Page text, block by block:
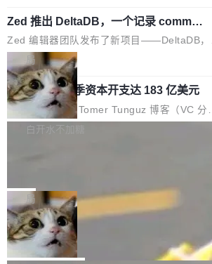
计划的顶峰。 十年前，Ken...
个小型数据库，应用天然按分片构建，单个数
库的竞争和爆炸半径问题在设计层面就被消除
了。 闲置的 cell 会休眠到几乎不占资源。当
l 迁移或唤醒时，新宿主从 S3 恢复 SQLite 数
库继续执行。存储库是持久化的唯一真相...
高价的三星折叠（三星Galaxy Z Fold8 Ultra /
Fold8 / Z Flip8）外，其余要么是中低端机器
例如iQOO Z11i、REDMI Note 17、REDMI
te 17 Pro、OPPO K15，要么是vivo X300 E
样的次旗舰。 Galaxy Z Fold8 Ultra / Z
Z Flip8三款折叠屏新机均在7月22日发布，且
部搭载骁龙8 Elite Gen5 for Galaxy，它们本
Zed 推出 DeltaDB，一个记录 commit
之间所有操作的版本控制系统
Zed 编辑器团队发布了新项目——DeltaDB，
个在 git commit 之间记录每一次编辑操作的版
本控制系统。目前处于 Early Access 阶段。
ltaDB 的核心思路直接写在 landing page 最显
眼的位置：「Software is made between com
mits」——软件是在 commit 之间写出来的。
是把这段空隙补上。 回退到任何一次编辑：
aDB 捕获 commit 之间的每一次操作，...
局
SpaceXAI 单季资本开支达 183 亿美元
根据风险投资人Tomer Tunguz 博客（VC 分
析）披露的最新分析与第二季度业绩报告，
微软同期总资本开支的四成。 与亚马逊、
bet、微软以及 Meta 等传统科技巨头相比，
ceXAI的资金消耗速度尤为引人瞩目。然而，支
撑庞大支出的资金来源却呈现出截然不同的面
貌。数据显示，微软和 Meta 主要依托充沛的
白开水不加糖
一个在终端里运行的编程 agent；Muse Spark
1.2，驱动这个 agent 的新模型。一句话概括
你可以用 curl -fsSL https://dev.meta.ai/
sh | bash 安装一个能在大项目里自动规划、
局
美团开源 LoHoSearch，用知识图谱校
准 AI 能力认知
机器出题的前提，是让机器拥有全局视野。